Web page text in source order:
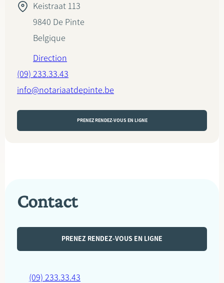
Keistraat 113
9840 De Pinte
Belgique
Direction
(09) 233.33.43
info@notariaatdepinte.be
PRENEZ RENDEZ-VOUS EN LIGNE
Contact
PRENEZ RENDEZ-VOUS EN LIGNE
(09) 233.33.43